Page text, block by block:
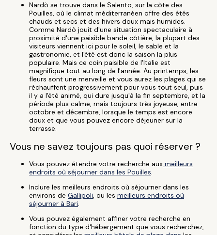
Nardò se trouve dans le Salento, sur la côte des
Pouilles, où le climat méditerranéen offre des étés
chauds et secs et des hivers doux mais humides.
Comme Nardò jouit d'une situation spectaculaire à
proximité d'une paisible bande côtière, la plupart des
visiteurs viennent ici pour le soleil, le sable et la
gastronomie, et l'été est donc la saison la plus
populaire. Mais ce coin paisible de l'Italie est
magnifique tout au long de l'année. Au printemps, les
fleurs sont une merveille et vous aurez les plages qui se
réchauffent progressivement pour vous tout seul, puis
il y a l'été animé, qui dure jusqu'à la fin septembre, et la
période plus calme, mais toujours très joyeuse, entre
octobre et décembre, lorsque le temps est encore
doux et que vous pouvez encore déjeuner sur la
terrasse.
Vous ne savez toujours pas quoi réserver ?
Vous pouvez étendre votre recherche aux meilleurs
endroits où séjourner dans les Pouilles.
Inclure les meilleurs endroits où séjourner dans les
environs de Gallipoli, ou les meilleurs endroits où
séjourner à Bari.
Vous pouvez également affiner votre recherche en
fonction du type d'hébergement que vous recherchez,